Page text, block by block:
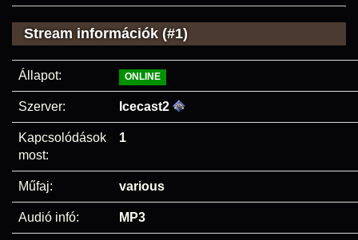
Stream információk (#1)
Állapot: ONLINE
Szerver: Icecast2
Kapcsolódások
most:
1
Műfaj: various
Audió infó: MP3